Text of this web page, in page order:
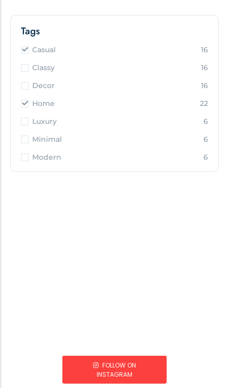
Tags
Casual
16
Classy
16
Decor
16
Home
22
Luxury
6
Minimal
6
Modern
6
FOLLOW ON
INSTAGRAM